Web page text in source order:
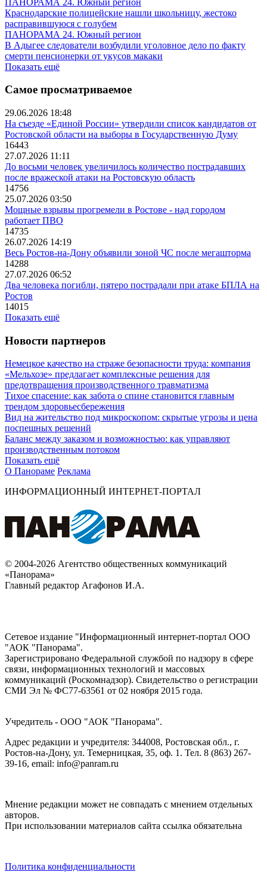
Краснодарские полицейские нашли школьницу, жестоко
расправившуюся с голубем
ПАНОРАМА 24. Южный регион
В Адыгее следователи возбудили уголовное дело по факту
смерти пенсионерки от укусов макаки
Показать ещё
Самое просматриваемое
29.06.2026 18:48
На съезде «Единой России» утвердили список кандидатов от
Ростовской области на выборы в Государственную Думу
16443
27.07.2026 11:11
До восьми человек увеличилось количество пострадавших
после вражеской атаки на Ростовскую область
14756
25.07.2026 03:50
Мощные взрывы прогремели в Ростове - над городом
работает ПВО
14735
26.07.2026 14:19
Весь Ростов-на-Дону объявили зоной ЧС после мегашторма
14288
27.07.2026 06:52
Два человека погибли, пятеро пострадали при атаке БПЛА на
Ростов
14015
Показать ещё
Новости партнеров
Немецкое качество на страже безопасности труда: компания
«Мельхозе» предлагает комплексные решения для
предотвращения производственного травматизма
Тихое спасение: как забота о спине становится главным
трендом здоровьесбережения
Вид на жительство под микроскопом: скрытые угрозы и цена
поспешных решений
Баланс между заказом и возможностью: как управляют
производственным потоком
Показать ещё
О Панораме Реклама
ИНФОРМАЦИОННЫЙ ИНТЕРНЕТ-ПОРТАЛ
© 2004-2026 Агентство общественных коммуникаций
«Панорама»
Главный редактор Агафонов И.А.
Сетевое издание "Информационный интернет-портал ООО
"АОК "Панорама".
Зарегистрировано Федеральной службой по надзору в сфере
связи, информационных технологий и массовых
коммуникаций (Роскомнадзор). Cвидетельство о регистрации
СМИ Эл № ФС77-63561 от 02 ноября 2015 года.
Учредитель - ООО "АОК "Панорама".
Адрес редакции и учредителя: 344008, Ростовская обл., г.
Ростов-на-Дону, ул. Темерницкая, 35, оф. 1. Тел. 8 (863) 267-
39-16, email: info@panram.ru
Мнение редакции может не совпадать с мнением отдельных
авторов.
При использовании материалов сайта ссылка обязательна
Политика конфиденциальности